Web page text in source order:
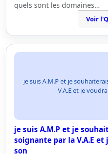
quels sont les domaines…
Voir
je suis A.M.P et je
V.A.E et je
je suis A.M.P et je
soignante par la V.A.E
son